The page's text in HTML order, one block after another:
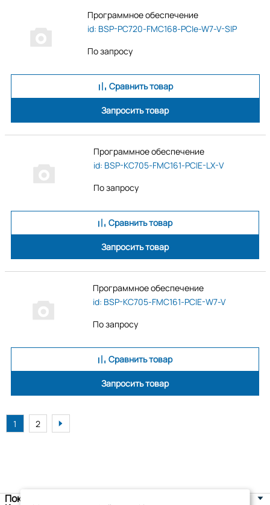
Программное обеспечение
id: BSP-PC720-FMC168-PCIe-W7-V-SIP
По запросу
Сравнить товар
Запросить товар
Программное обеспечение
id: BSP-KC705-FMC161-PCIE-LX-V
По запросу
Сравнить товар
Запросить товар
Программное обеспечение
id: BSP-KC705-FMC161-PCIE-W7-V
По запросу
Сравнить товар
Запросить товар
1 2
Покупателям